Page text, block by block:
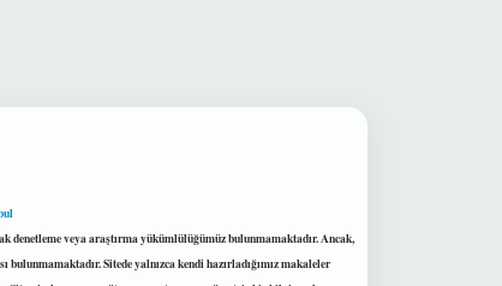
veya araştırma yükümlülüğümüz bulunmamaktadır. Ancak,
Sitede yalnızca kendi hazırladığımız makaleler